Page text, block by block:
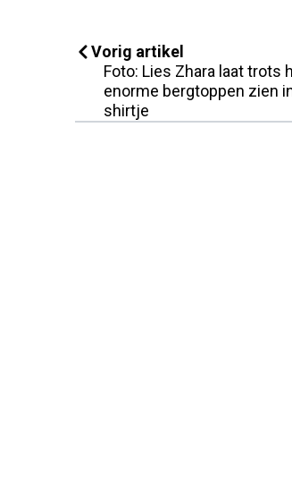
Vorig artikel
Foto: Lies Zhara laat trots
enorme bergtoppen zien
shirtje